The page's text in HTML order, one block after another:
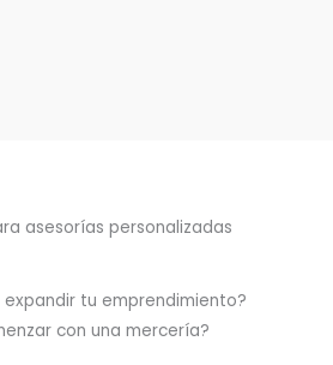
asesorías personalizadas
expandir tu emprendimiento?
con una mercería?